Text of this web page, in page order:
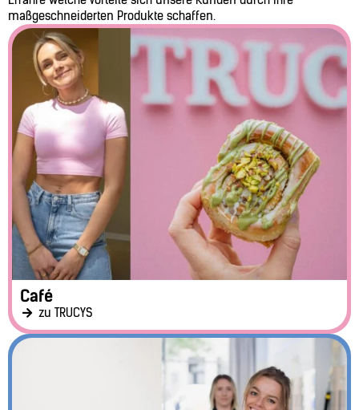
maßgeschneiderten Produkte schaffen.
Café
zu TRUCYS